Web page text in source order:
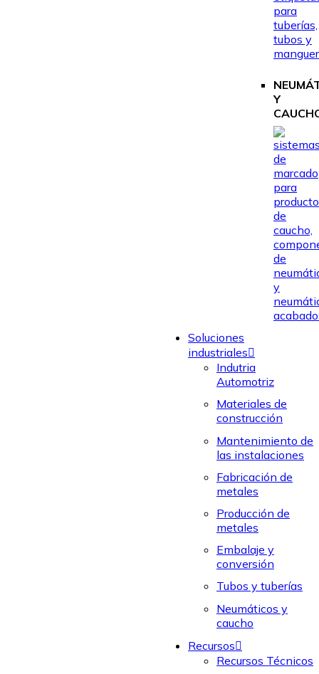
Y
Soluciones
industriales
Indutria
Automotriz
Materiales de
construcción
Mantenimiento de
las instalaciones
Fabricación de
metales
Producción de
metales
Embalaje y
conversión
Tubos y tuberías
Neumáticos y
caucho
Recursos
Recursos Técnicos